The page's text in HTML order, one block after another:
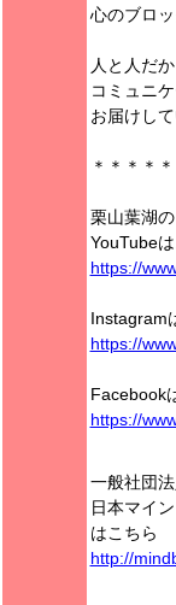
心のブロ
人と人だ
コミュニ
お届けして
＊＊＊＊
栗山葉湖の
YouTube
https://
Instagram
https://
Facebook
https://
一般社団法
日本マイ
はこちら
http://